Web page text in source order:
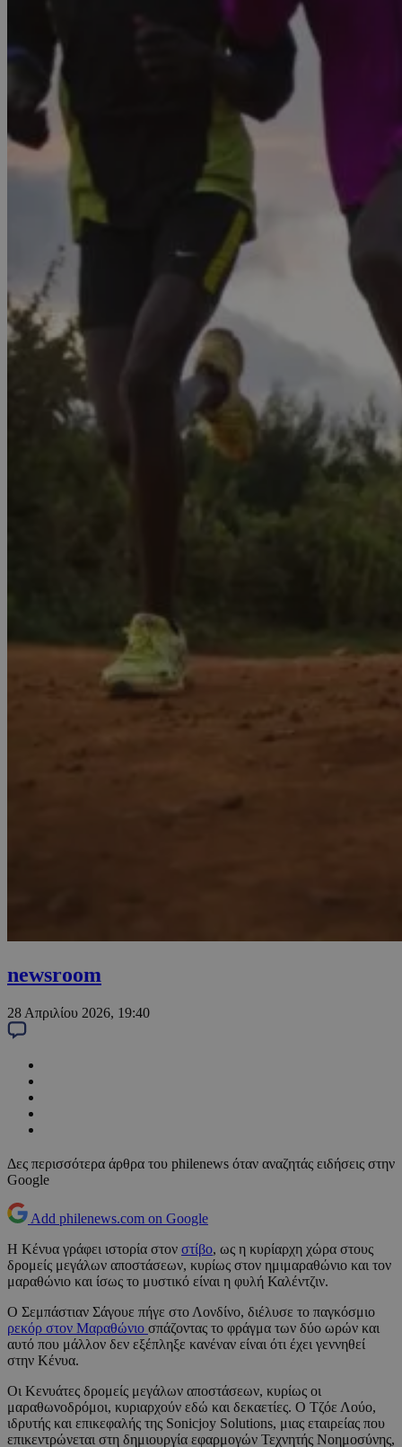
newsroom
28 Απριλίου 2026, 19:40
Δες περισσότερα άρθρα του philenews όταν αναζητάς ειδήσεις στην
Google
Add philenews.com on Google
Η Κένυα γράφει ιστορία στον στίβο, ως η κυρίαρχη χώρα στους
δρομείς μεγάλων αποστάσεων, κυρίως στον ημιμαραθώνιο και τον
μαραθώνιο και ίσως το μυστικό είναι η φυλή Καλέντζιν.
Ο Σεμπάστιαν Σάγουε πήγε στο Λονδίνο, διέλυσε το παγκόσμιο
ρεκόρ στον Μαραθώνιο σπάζοντας το φράγμα των δύο ωρών και
αυτό που μάλλον δεν εξέπληξε κανέναν είναι ότι έχει γεννηθεί
στην Κένυα.
Οι Κενυάτες δρομείς μεγάλων αποστάσεων, κυρίως οι
μαραθωνοδρόμοι, κυριαρχούν εδώ και δεκαετίες. Ο Τζόε Λούο,
ιδρυτής και επικεφαλής της Sonicjoy Solutions, μιας εταιρείας που
επικεντρώνεται στη δημιουργία εφαρμογών Τεχνητής Νοημοσύνης,